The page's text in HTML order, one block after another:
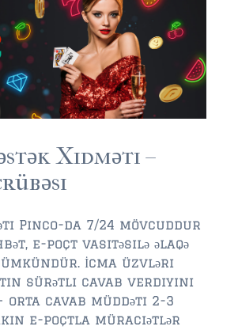
Xidməti –
Pinco-da 7/24 mövcuddur
e-poçt vasitəsilə əlaqə
İcma üzvləri
sürətli cavab verdiyini
orta cavab müddəti 2-3
e-poçtla müraciətlər